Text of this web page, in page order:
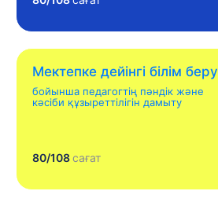
Мектепке дейінгі білім беру
бойынша педагогтің пәндік және
кәсіби құзыреттілігін дамыту
80/108сағат